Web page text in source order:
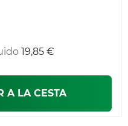
19,85 €
A LA CESTA